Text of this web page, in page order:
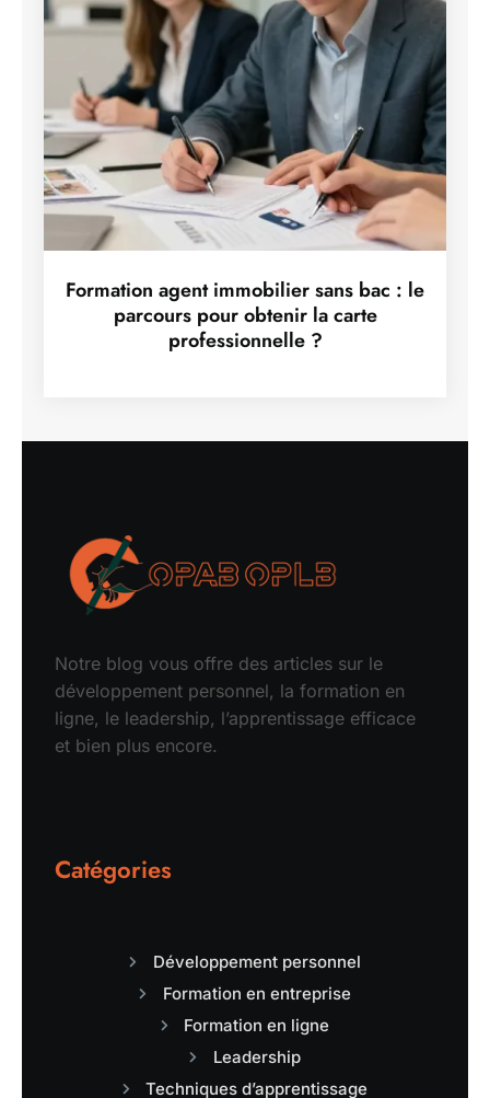
Formation agent immobilier sans bac : le
parcours pour obtenir la carte
professionnelle ?
Notre blog vous offre des articles sur le
développement personnel, la formation en
ligne, le leadership, l’apprentissage efficace
et bien plus encore.
Catégories
Développement personnel
Formation en entreprise
Formation en ligne
Leadership
Techniques d’apprentissage